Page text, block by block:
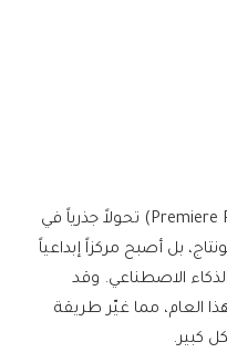
” (Premiere Pro) تحولاً جذرياً في
مونتاج، بل أصبح مركزاً إبداعياً
الاصطناعي. وقد
العام، مما غيّر طريقة
كبير.